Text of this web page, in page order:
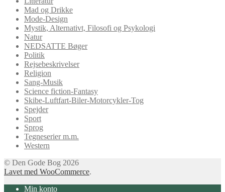
Mad og Drikke
Mode-Design
Mystik, Alternativt, Filosofi og Psykologi
Natur
NEDSATTE Bøger
Politik
Rejsebeskrivelser
Religion
Sang-Musik
Science fiction-Fantasy
Skibe-Luftfart-Biler-Motorcykler-Tog
Spejder
Sport
Sprog
Tegneserier m.m.
Western
© Den Gode Bog 2026
Lavet med WooCommerce.
Min konto